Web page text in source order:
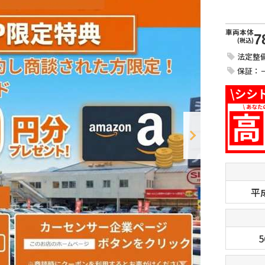
車両本体
(税込)
法定整
保証：
平